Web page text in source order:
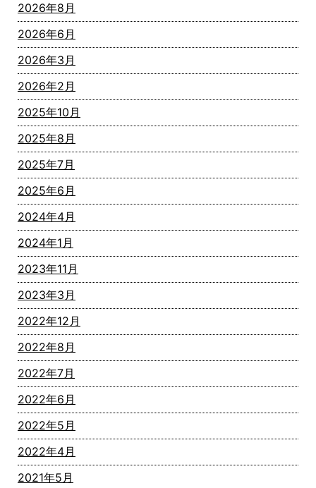
2026年8月
2026年6月
2026年3月
2026年2月
2025年10月
2025年8月
2025年7月
2025年6月
2024年4月
2024年1月
2023年11月
2023年3月
2022年12月
2022年8月
2022年7月
2022年6月
2022年5月
2022年4月
2021年5月